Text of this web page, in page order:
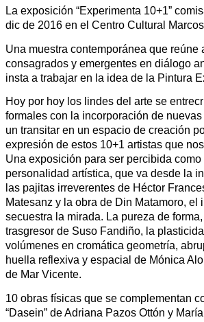
La exposición “Experimenta 10+1”
dic de 2016 en el Centro Cultural
Una muestra contemporánea que
consagrados y emergentes en diálogo
insta a trabajar en la idea de la Pintura
Hoy por hoy los lindes del arte se
formales con la incorporación de
un transitar en un espacio de creación
expresión de estos 10+1 artistas que
Una exposición para ser percibida
personalidad artística, que va desde la
las pajitas irreverentes de Héctor
Matesanz y la obra de Din Matamoro,
secuestra la mirada. La pureza de
trasgresor de Suso Fandiño, la
volúmenes en cromática geometría,
huella reflexiva y espacial de Mónica
de Mar Vicente.
10 obras físicas que se complementan
“Dasein” de Adriana Pazos Ottón y